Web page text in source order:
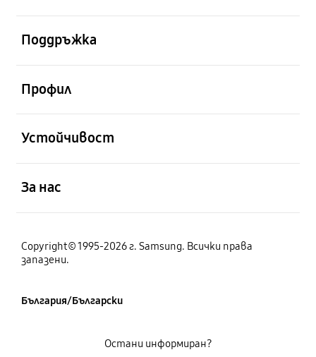
Поддръжка
Профил
Устойчивост
За нас
Copyright© 1995-2026 г. Samsung. Всички права
запазени.
България/Български
Остани информиран?